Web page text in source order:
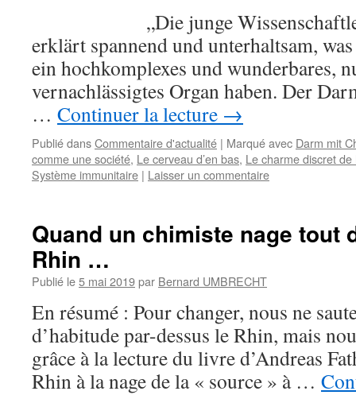
„Die junge
erklärt spannend und unterhaltsam,
ein hochkomplexes und wunderbares,
vernachlässigtes Organ haben. Der
… Continuer la lecture →
Publié dansCommentaire d'actualité | Marqué avec Darm mit
comme une société, Le cerveau d’en bas, Le charme discret de
Système immunitaire | Laisser un commentaire
Quand un chimiste nage tout
Rhin …
Publié le5 mai 2019par Bernard UMBRECHT
En résumé : Pour changer, nous ne
d’habitude par-dessus le Rhin, mais
grâce à la lecture du livre d’Andreas
Rhin à la nage de la « source » à …